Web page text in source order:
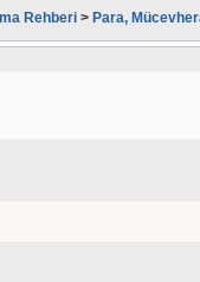
Rehberi > Para,